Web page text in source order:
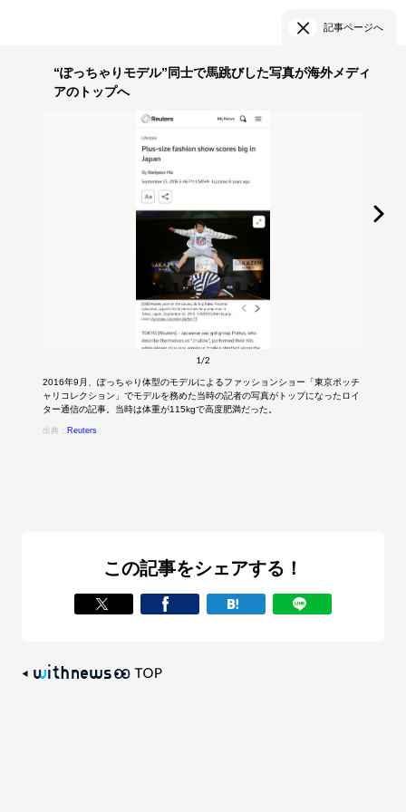
記事ページへ
“ぽっちゃりモデル”同士で馬跳びした写真が海外メディ
アのトップへ
1/2
2016年9月、ぽっちゃり体型のモデルによるファッションショー「東京ポッチ
ャリコレクション」でモデルを務めた当時の記者の写真がトップになったロイ
ター通信の記事。当時は体重が115kgで高度肥満だった。
出典： Reuters
この記事をシェアする！